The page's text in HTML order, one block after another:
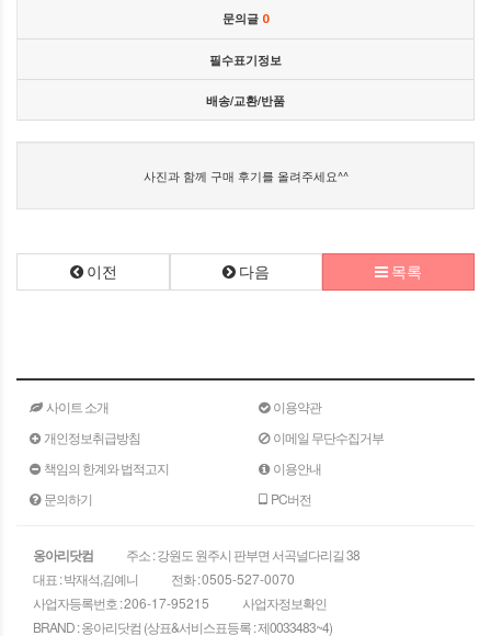
문의글 0
필수표기정보
배송/교환/반품
사진과 함께 구매 후기를 올려주세요^^
이전 다음 목록
사이트 소개
이용약관
개인정보취급방침
이메일 무단수집거부
책임의 한계와 법적고지
이용안내
문의하기
PC버전
옹아리닷컴
주소 : 강원도 원주시 판부면 서곡널다리길 38
대표 : 박재석,김예니
전화 :0505-527-0070
사업자등록번호 :206-17-95215
사업자정보확인
BRAND : 옹아리닷컴 (상표&서비스표등록 : 제0033483~4)